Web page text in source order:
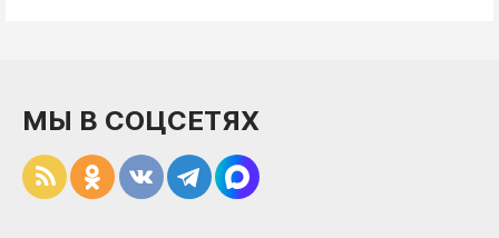
МЫ В СОЦСЕТЯХ